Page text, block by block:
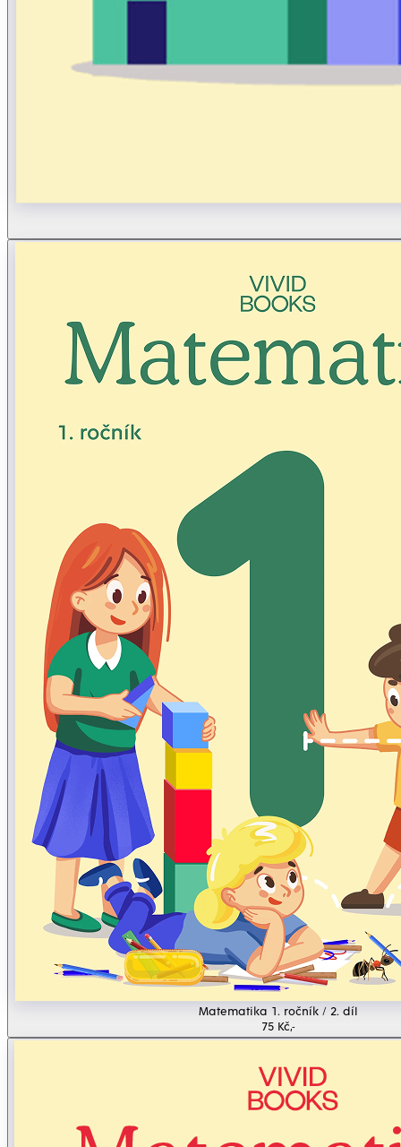
Matematika 1. ročník / 2. díl
75 Kč,-